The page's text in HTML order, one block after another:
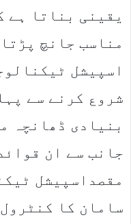
یقینی بناتا ہے
مناسب جانچ
اسپیشل
شروع کرنے سے
بنیادی ڈھانچہ
جانب سے ان
مقصداسپیشل
سامان کا